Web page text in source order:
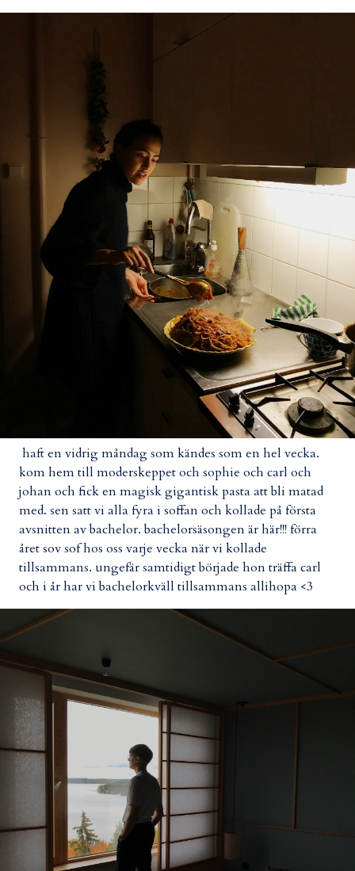
haft en vidrig måndag som kändes som en hel vecka.
kom hem till moderskeppet och sophie och carl och
johan och fick en magisk gigantisk pasta att bli matad
med. sen satt vi alla fyra i soffan och kollade på första
avsnitten av bachelor. bachelorsäsongen är här!!! förra
året sov sof hos oss varje vecka när vi kollade
tillsammans. ungefär samtidigt började hon träffa carl
och i år har vi bachelorkväll tillsammans allihopa <3